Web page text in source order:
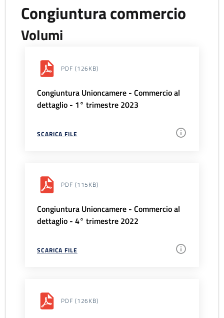
Congiuntura commercio
Volumi
PDF (126KB)
Congiuntura Unioncamere - Commercio al
dettaglio - 1° trimestre 2023
SCARICA FILE
PDF (115KB)
Congiuntura Unioncamere - Commercio al
dettaglio - 4° trimestre 2022
SCARICA FILE
PDF (126KB)